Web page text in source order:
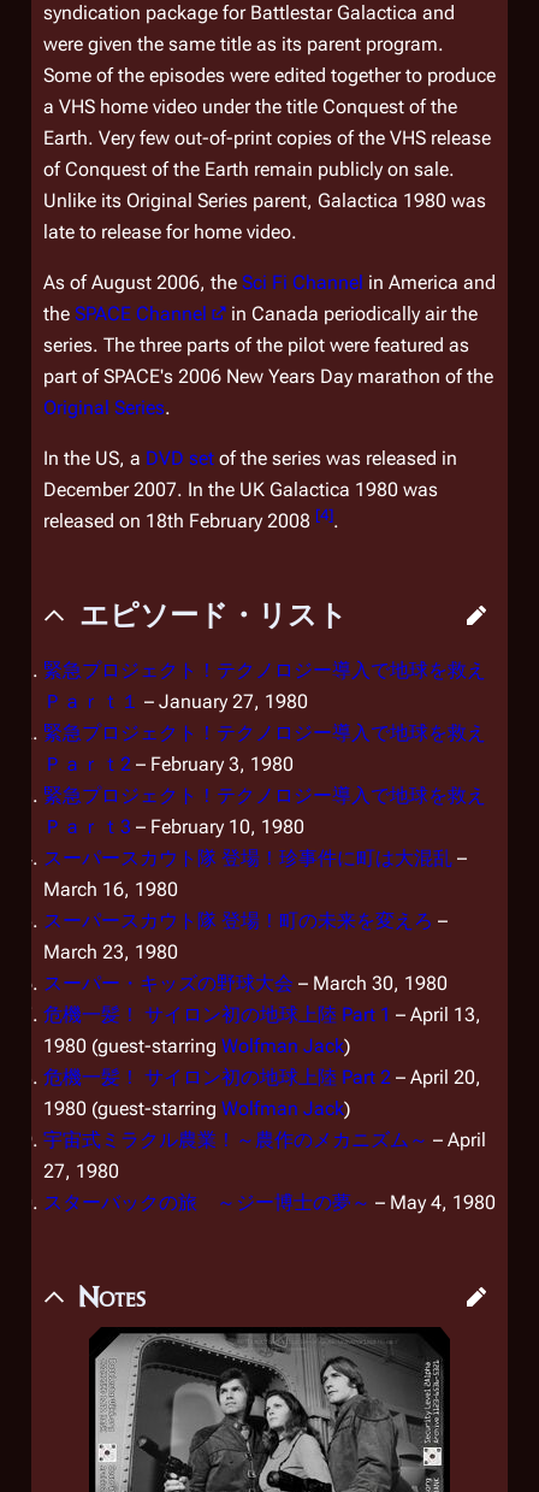
syndication package for Battlestar Galactica and
were given the same title as its parent program.
Some of the episodes were edited together to produce
a VHS home video under the title Conquest of the
Earth. Very few out-of-print copies of the VHS release
ofConquest of the Earth remain publicly on sale.
Unlike its Original Series parent, Galactica 1980 was
late to release for home video.
As of August 2006, the Sci Fi Channel in America and
the SPACE Channel
in Canada periodically air the
series. The three parts of the pilot were featured as
part of SPACE's 2006 New Years Day marathon of the
Original Series.
In the US, a DVD set of the series was released in
December 2007. In the UK Galactica 1980 was
released on 18th February 2008 [4].
エピソード・リスト
緊急プロジェクト！テクノロジー導入で地球を救え
Ｐａｒｔ１ – January 27, 1980
緊急プロジェクト！テクノロジー導入で地球を救え
Ｐａｒｔ2 – February 3, 1980
緊急プロジェクト！テクノロジー導入で地球を救え
Ｐａｒｔ3 – February 10, 1980
スーパースカウト隊 登場！珍事件に町は大混乱 –
March 16, 1980
スーパースカウト隊 登場！町の未来を変えろ –
March 23, 1980
スーパー・キッズの野球大会 – March 30, 1980
危機一髪！ サイロン初の地球上陸 Part 1 – April 13,
1980 (guest-starring Wolfman Jack)
危機一髪！ サイロン初の地球上陸 Part 2 – April 20,
1980 (guest-starring Wolfman Jack)
宇宙式ミラクル農業！～農作のメカニズム～ – April
27, 1980
スターバックの旅 ～ジー博士の夢～ – May 4, 1980
Notes